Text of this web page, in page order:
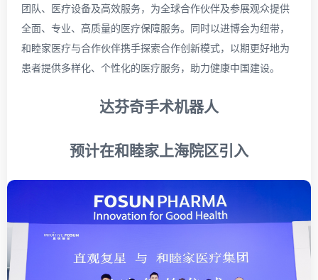
团队、医疗设备及高效服务，为全球合作伙伴及参展观众提供
全面、专业、高质量的医疗保障服务。同时以进博会为纽带，
和睦家医疗与合作伙伴携手探索合作创新模式，以期更好地为
患者提供多样化、个性化的医疗服务，助力健康中国建设。
达芬奇手术机器人
预计在和睦家上海院区引入